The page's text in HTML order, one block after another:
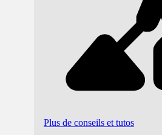
Plus de conseils et tutos